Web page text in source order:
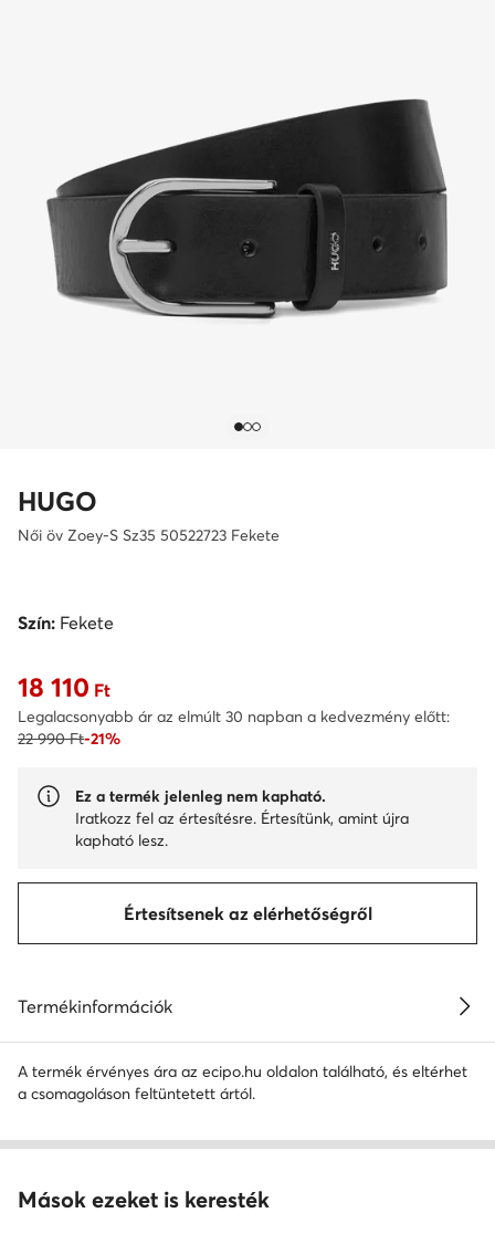
HUGO
Női öv Zoey-S Sz35 50522723 Fekete
Szín: Fekete
Aktuális ár 18 110 Ft
18 110 Ft
Legalacsonyabb ár az elmúlt 30 napban a kedvezmény előtt:
22 990 Ft-21%
Ez a termék jelenleg nem kapható.
Iratkozz fel az értesítésre. Értesítünk, amint újra
kapható lesz.
Értesítsenek az elérhetőségről
Termékinformációk
A termék érvényes ára az ecipo.hu oldalon található, és eltérhet
a csomagoláson feltüntetett ártól.
Mások ezeket is keresték